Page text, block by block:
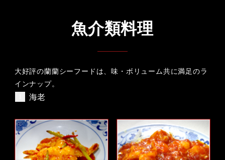
魚介類料理
大好評の蘭蘭シーフードは、味・ボリューム共に満足のラ
インナップ。
海老